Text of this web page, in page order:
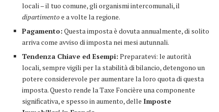
locali – il tuo comune, gli organismi intercomunali, il
dipartimentoe a volte la regione.
Pagamento: Questa imposta è dovuta annualmente, di solito
arriva come avviso di imposta nei mesi autunnali.
Tendenza Chiave ed Esempi: Preparatevi: le autorità
locali, sempre vigili per la stabilità di bilancio, detengono un
potere considerevole per aumentare la loro quota di questa
imposta. Questo rende la Taxe Foncière una componente
significativa, e spesso in aumento, delle Imposte